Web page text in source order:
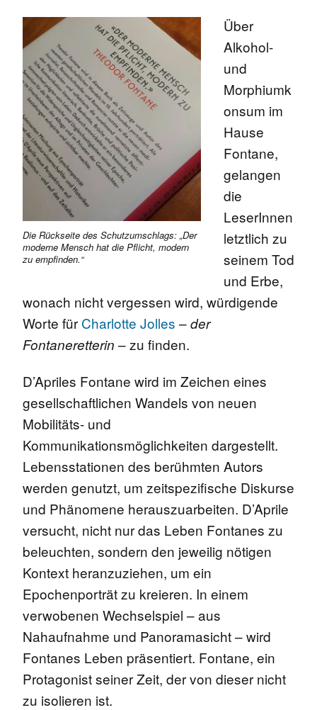
Die Rückseite des Schutzumschlags: „Der
moderne Mensch hat die Pflicht, modern
zu empfinden.“
Über
Alkohol-
und
Morphiumk
onsum im
Hause
Fontane,
gelangen
die
LeserInnen
letztlich zu
seinem Tod
und Erbe,
wonach nicht vergessen wird, würdigende
Worte für Charlotte Jolles –der
Fontaneretterin – zu finden.
D’Apriles Fontane wird im Zeichen eines
gesellschaftlichen Wandels von neuen
Mobilitäts- und
Kommunikationsmöglichkeiten dargestellt.
Lebensstationen des berühmten Autors
werden genutzt, um zeitspezifische Diskurse
und Phänomene herauszuarbeiten. D’Aprile
versucht, nicht nur das Leben Fontanes zu
beleuchten, sondern den jeweilig nötigen
Kontext heranzuziehen, um ein
Epochenporträt zu kreieren. In einem
verwobenen Wechselspiel – aus
Nahaufnahme und Panoramasicht – wird
Fontanes Leben präsentiert. Fontane, ein
Protagonist seiner Zeit, der von dieser nicht
zu isolieren ist.